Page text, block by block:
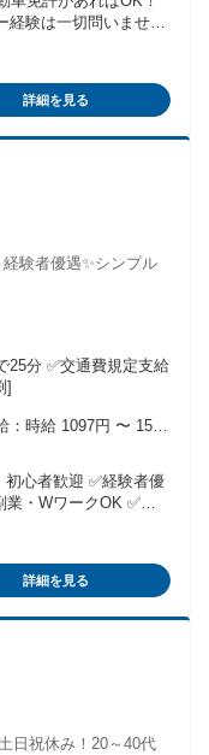
経験は一切問いませ
対応ができる方 ・難
現在、こん
本業の前後のスキマ時
はキツくなってきたけ
詳細を見る
験者優遇✨シンプル
25分 ✅交通費規定支給
]
：時給 1097円 〜 1500
心者歓迎 ✅経験者優
験から工場のお仕事
両立して働きたい方
しぶりにお仕事復帰を
働ける職場を探して
詳細を見る
日祝休み！20～40代